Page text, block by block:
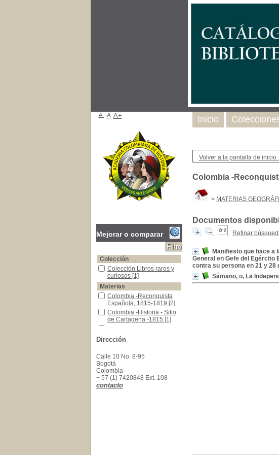
Volver a la pantalla de inicio
Colombia -
> MATERIAS
Documentos
Refinar
Manifiesto que hace a
General en Gefe del
contra su persona en 21 y 28
Sámano, o, La
Inicio
A- A A+
Mejorar o comparar
Colección
Colección Libros raros y curiosos
Colección Libros raros y
curiosos [1]
Materias
Colombia -Reconquista Española, 1815-1819
Colombia -Reconquista
Española, 1815-1819 [2]
Colombia -Historia - Sitio de Cartagena -1815
Colombia -Historia - Sitio
de Cartagena -1815 [1]
Venezuela -Historia - Guerra de Independencia -1810-1822
Venezuela -Historia -
-1810-1822[1]
Dirección
Calle 10 No. 8-95
Bogotá
Colombia
+ 57 (1) 7420848 Ext. 108
contacto